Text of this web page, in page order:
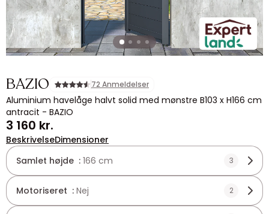
BAZIO 72 Anmeldelser
Aluminium havelåge halvt solid med mønstre B103 x H166 cm
antracit - BAZIO
3 160 kr.
BeskrivelseDimensioner
Samlet højde : 166 cm 3
Motoriseret : Nej 2